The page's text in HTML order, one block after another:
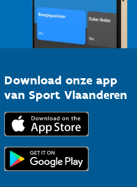
Download onze app
van Sport Vlaanderen